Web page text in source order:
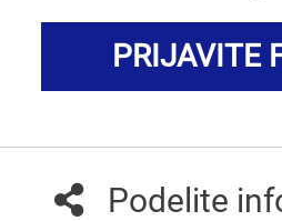
PRIJAVITE
Podelite